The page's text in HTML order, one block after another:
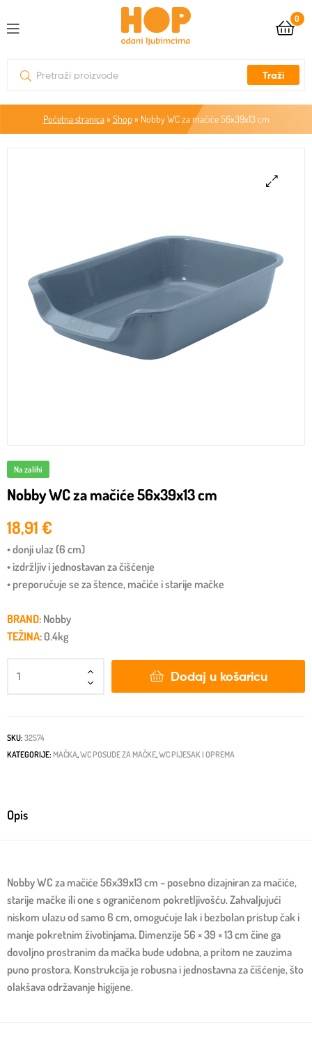
0
Traži
Početna stranica» Shop» Nobby WC za mačiće 56x39x13 cm
Na zalihi
Nobby WC za mačiće 56x39x13 cm
18,91€
• donji ulaz (6 cm)
• izdržljiv i jednostavan za čišćenje
• preporučuje se za štence, mačiće i starije mačke
BRAND: Nobby
TEŽINA: 0.4kg
Dodaj u košaricu
SKU: 32574
KATEGORIJE: MAČKA,WC POSUDE ZA MAČKE,WC PIJESAK I OPREMA
Opis
Nobby WC za mačiće 56x39x13 cm – posebno dizajniran za mačiće,
starije mačke ili one s ograničenom pokretljivošću. Zahvaljujući
niskom ulazu od samo 6 cm, omogućuje lak i bezbolan pristup čak i
manje pokretnim životinjama. Dimenzije 56 × 39 × 13 cm čine ga
dovoljno prostranim da mačka bude udobna, a pritom ne zauzima
puno prostora. Konstrukcija je robusna i jednostavna za čišćenje, što
olakšava održavanje higijene.